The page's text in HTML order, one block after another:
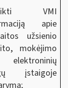
VMI
apie
užsienio
mokėjimo
įstaigoje